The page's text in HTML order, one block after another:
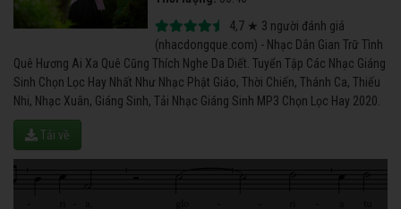
4,7 ★ 3 người đánh giá
(nhacdongque.com) - Nhạc Dân Gian Trữ Tình
Quê Hương Ai Xa Quê Cũng Thích Nghe Da Diết. Tuyển Tập Các Nhạc Giáng
Sinh Chọn Lọc Hay Nhất Như Nhạc Phật Giáo, Thời Chiến, Thánh Ca, Thiếu
Nhi, Nhạc Xuân, Giáng Sinh, Tải Nhạc Giáng Sinh MP3 Chọn Lọc Hay 2020.
Tải về